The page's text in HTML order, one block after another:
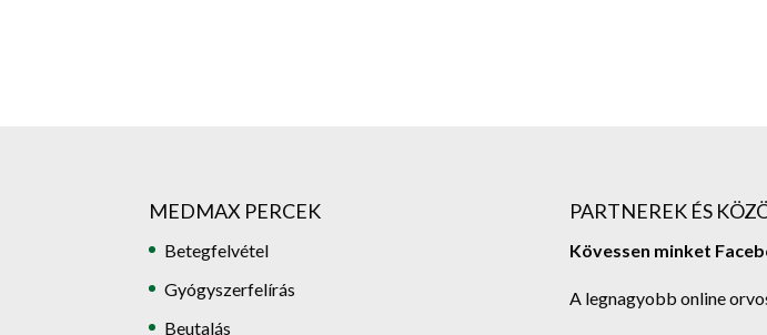
MEDMAX PERCEK
Betegfelvétel
Gyógyszerfelírás
Beutalás
PARTNEREK ÉS
Kövessen minket
A legnagyobb online